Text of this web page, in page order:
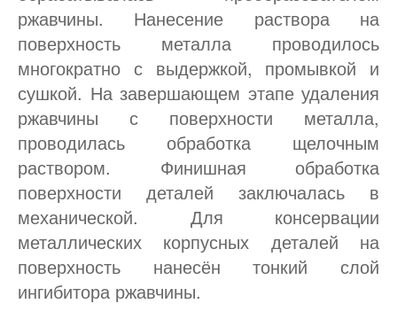
ржавчины. Нанесение раствора на
поверхность металла проводилось
многократно с выдержкой, промывкой и
сушкой. На завершающем этапе удаления
ржавчины с поверхности металла,
проводилась обработка щелочным
раствором. Финишная обработка
поверхности деталей заключалась в
механической. Для консервации
металлических корпусных деталей на
поверхность нанесён тонкий слой
ингибитора ржавчины.